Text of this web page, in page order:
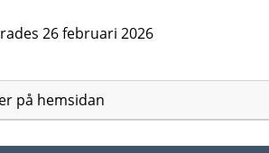
26 februari 2026
på hemsidan